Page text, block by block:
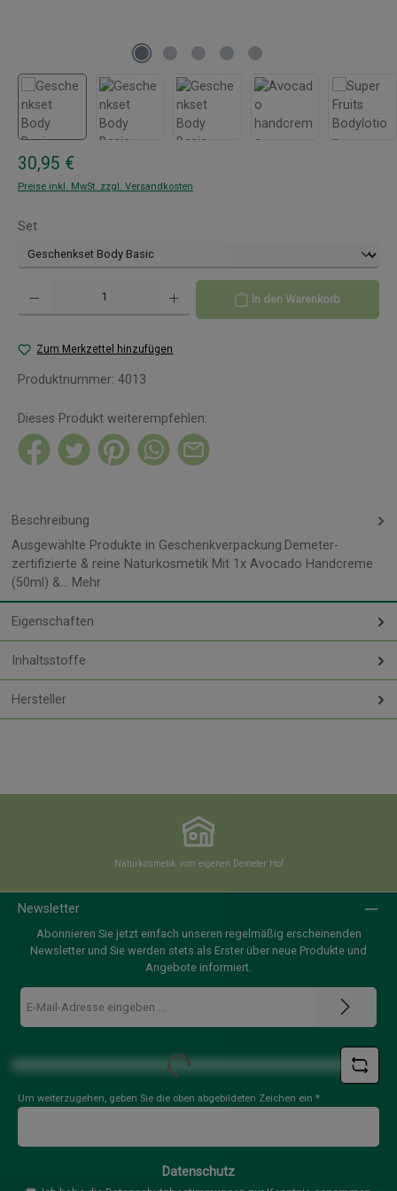
Regulärer Preis:
30,95 €
Preise inkl. MwSt. zzgl. Versandkosten
Setauswählen
Produkt Anzahl: Gib den gewünschten Wert ein oder benutze die Schaltflächen
In den Warenkorb
Zum Merkzettel hinzufügen
Produktnummer: 4013
Dieses Produkt weiterempfehlen:
Beschreibung
Ausgewählte Produkte in Geschenkverpackung.Demeter-
zertifizierte & reine Naturkosmetik Mit 1x Avocado Handcreme
(50ml) &… Mehr
Eigenschaften
Inhaltsstoffe
Hersteller
Naturkosmetik vom eigenen Demeter Hof
Newsletter
Abonnieren Sie jetzt einfach unseren regelmäßig erscheinenden
Newsletter und Sie werden stets als Erster über neue Produkte und
Angebote informiert.
E-
Mail-
Adresse
Loading...
Um weiterzugehen, geben Sie die oben abgebildeten Zeichen ein *
Datenschutz